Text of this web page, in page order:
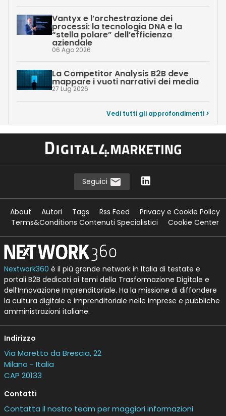
Vantyx e l’orchestrazione dei
processi: la tecnologia DNA e la
“stella polare” dell’efficienza
aziendale
06 Ago 2026
La Competitor Analysis B2B deve
mappare i vuoti narrativi dei media
27 Lug 2026
Vedi tutti gli approfondimenti >
Seguici
About Autori Tags Rss Feed
Privacy e Cookie Policy
Terms&Conditions Contenuti Specialistici
Cookie Center
Nextwork360 è il più grande network in Italia di testate e
portali B2B dedicati ai temi della Trasformazione Digitale e
dell’Innovazione Imprenditoriale. Ha la missione di diffondere
la cultura digitale e imprenditoriale nelle imprese e pubbliche
amministrazioni italiane.
Indirizzo
Via Moretto da Brescia, 22
Milano - Italia
CAP 20133
Contatti
Contatta il nostro team per maggiori informazioni